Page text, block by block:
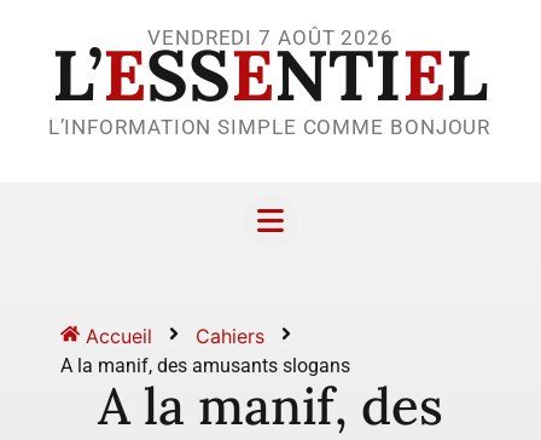
VENDREDI 7 AOÛT 2026
L’ESSENTIEL
L’INFORMATION SIMPLE COMME BONJOUR
Accueil Cahiers
A la manif, des amusants slogans
A la manif, des